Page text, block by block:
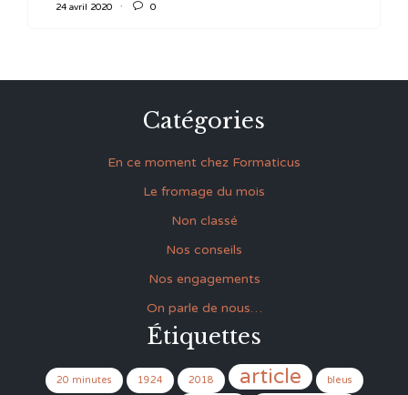
24 avril 2020  0
Catégories
En ce moment chez Formaticus
Le fromage du mois
Non classé
Nos conseils
Nos engagements
On parle de nous…
Étiquettes
20 minutes 1924 2018 article bleus